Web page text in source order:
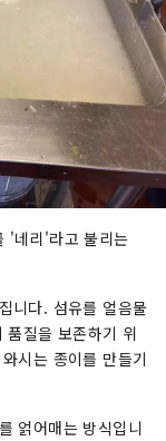
'네리'라고 불리는
니다. 섬유를 얼음물
품질을 보존하기 위
시는 종이를 만들기
얽어매는 방식입니